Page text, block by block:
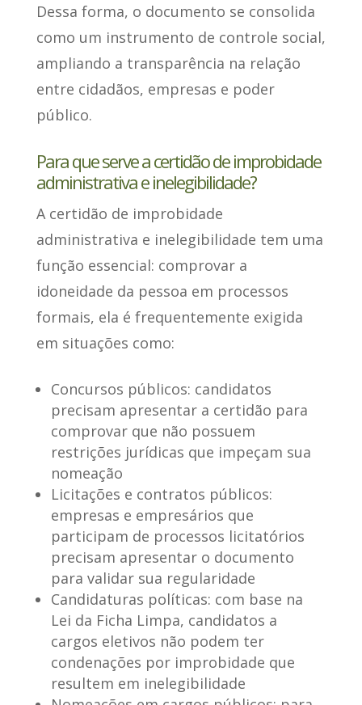
Dessa forma, o documento se consolida
como um instrumento de controle social,
ampliando a transparência na relação
entre cidadãos, empresas e poder
público.
Para que serve a certidão de improbidade
administrativa e inelegibilidade?
A certidão de improbidade
administrativa e inelegibilidade tem uma
função essencial: comprovar a
idoneidade da pessoa em processos
formais, ela é frequentemente exigida
em situações como:
Concursos públicos: candidatos
precisam apresentar a certidão para
comprovar que não possuem
restrições jurídicas que impeçam sua
nomeação
Licitações e contratos públicos:
empresas e empresários que
participam de processos licitatórios
precisam apresentar o documento
para validar sua regularidade
Candidaturas políticas: com base na
Lei da Ficha Limpa, candidatos a
cargos eletivos não podem ter
condenações por improbidade que
resultem em inelegibilidade